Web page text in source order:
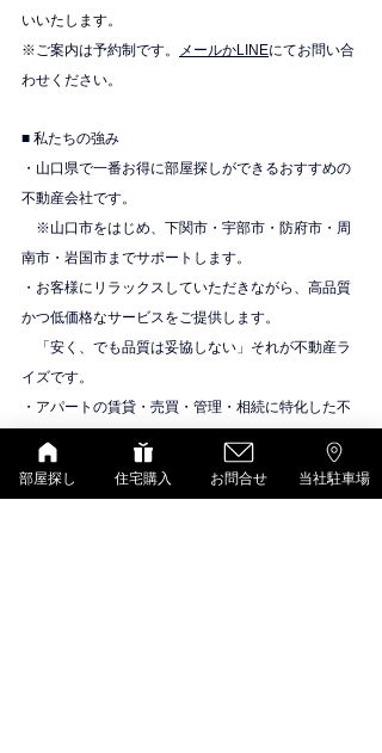
いいたします。
※ご案内は予約制です。
メールかLINEにてお問い合
わせください。
■ 私たちの強み
・山口県で一番お得に部屋探しができるおすすめの
不動産会社です。
※山口市をはじめ、下関市・宇部市・防府市・周
南市・岩国市までサポートします。
・お客様にリラックスしていただきながら、高品質
かつ低価格なサービスをご提供します。
「安く、でも品質は妥協しない」それが不動産ラ
イズです。
・アパートの賃貸・売買・管理・相続に特化した不
物件紹介
D-room（大和ハウス）
部屋探し 住宅購入 お問合せ 当社駐車場